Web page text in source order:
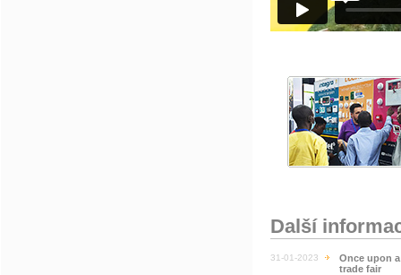
Další
31-01-2023
Once upon a
trade fair